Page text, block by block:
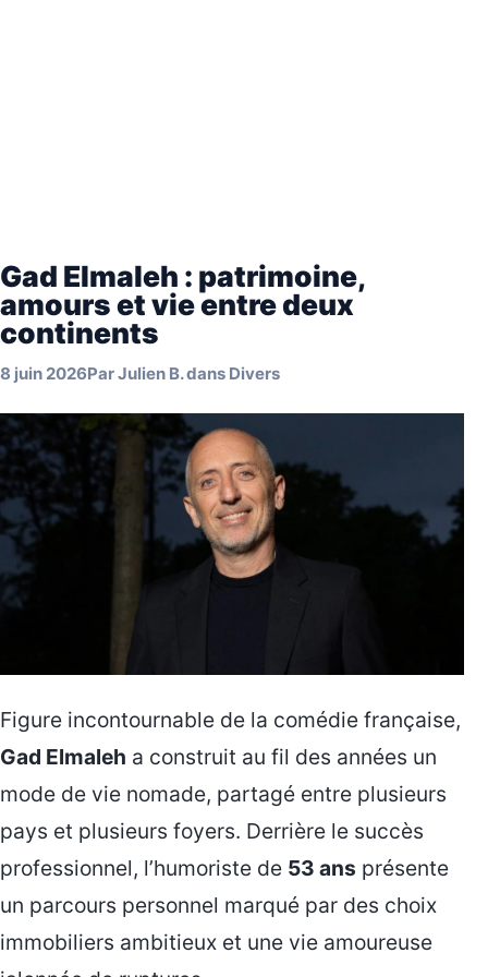
Gad Elmaleh : patrimoine,
amours et vie entre deux
continents
8 juin 2026ParJulien B.dans Divers
Figure incontournable de la comédie française,
Gad Elmaleh a construit au fil des années un
mode de vie nomade, partagé entre plusieurs
pays et plusieurs foyers. Derrière le succès
professionnel, l’humoriste de 53 ans présente
un parcours personnel marqué par des choix
immobiliers ambitieux et une vie amoureuse